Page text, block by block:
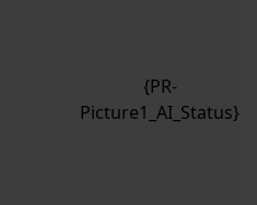
{PR-
Picture1_AI_Status}